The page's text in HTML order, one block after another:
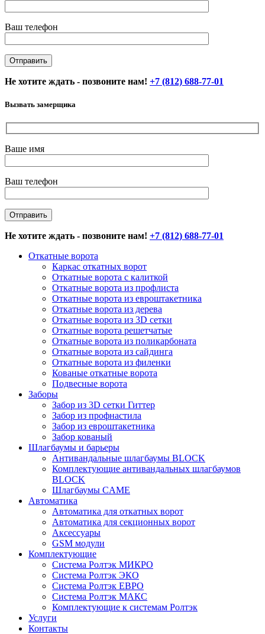
Ваш телефон
Не хотите ждать - позвоните нам! +7 (812) 688-77-01
Вызвать замерщика
Ваше имя
Ваш телефон
Не хотите ждать - позвоните нам! +7 (812) 688-77-01
Откатные ворота
Каркас откатных ворот
Откатные ворота с калиткой
Откатные ворота из профлиста
Откатные ворота из евроштакетника
Откатные ворота из дерева
Откатные ворота из 3D сетки
Откатные ворота решетчатые
Откатные ворота из поликарбоната
Откатные ворота из сайдинга
Откатные ворота из филенки
Кованые откатные ворота
Подвесные ворота
Заборы
Забор из 3D сетки Гиттер
Забор из профнастила
Забор из евроштакетника
Забор кованый
Шлагбаумы и барьеры
Антивандальные шлагбаумы BLOCK
Комплектующие антивандальных шлагбаумов
BLOCK
Шлагбаумы CAME
Автоматика
Автоматика для откатных ворот
Автоматика для секционных ворот
Аксессуары
GSM модули
Комплектующие
Система Ролтэк МИКРО
Система Ролтэк ЭКО
Система Ролтэк ЕВРО
Система Ролтэк МАКС
Комплектующие к системам Ролтэк
Услуги
Контакты